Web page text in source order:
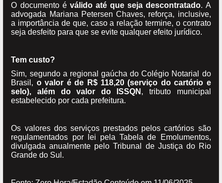
O documento é válido até que seja descontratado. A
advogada Mariana Petersen Chaves, reforça, inclusive,
a importância de que, caso a relação termine, o contrato
seja desfeito para que se evite qualquer efeito jurídico.
Tem custo?
Sim, segundo a regional gaúcha do Colégio Notarial do
Brasil, o valor é de R$ 118,20 (serviço do cartório e
selo), além do valor do ISSQN , tributo municipal
estabelecido por cada prefeitura.
Os valores dos serviços prestados pelos cartórios são
regulamentados por lei pela Tabela de Emolumentos,
divulgada anualmente pelo Tribunal de Justiça do Rio
Grande do Sul.